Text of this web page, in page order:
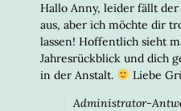
Hallo Anny, leider fällt
aus, aber ich möchte dir
lassen! Hoffentlich sieht
Jahresrückblick und dich
in der Anstalt.
Liebe
Administrator-